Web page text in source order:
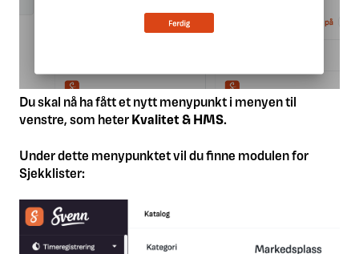
Du skal nå ha fått et nytt menypunkt i menyen til
venstre, som heterKvalitet & HMS.
Under dette menypunktet vil du finne modulen for
Sjekklister: